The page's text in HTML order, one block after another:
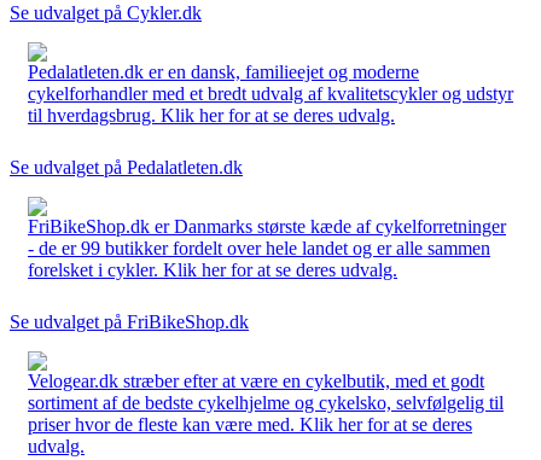
Se udvalget på Cykler.dk
Pedalatleten.dk er en dansk, familieejet og moderne
cykelforhandler med et bredt udvalg af kvalitetscykler og udstyr
til hverdagsbrug. Klik her for at se deres udvalg.
Se udvalget på Pedalatleten.dk
FriBikeShop.dk er Danmarks største kæde af cykelforretninger
- de er 99 butikker fordelt over hele landet og er alle sammen
forelsket i cykler. Klik her for at se deres udvalg.
Se udvalget på FriBikeShop.dk
Velogear.dk stræber efter at være en cykelbutik, med et godt
sortiment af de bedste cykelhjelme og cykelsko, selvfølgelig til
priser hvor de fleste kan være med. Klik her for at se deres
udvalg.